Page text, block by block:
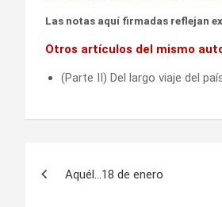
Las notas aquí firmadas reflejan
Otros artículos del mismo
(Parte II) Del largo viaje del
Aquél…18 de enero